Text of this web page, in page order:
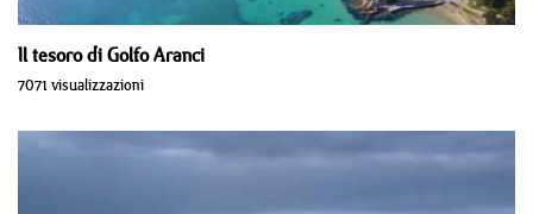
Il tesoro di Golfo Aranci
7071 visualizzazioni